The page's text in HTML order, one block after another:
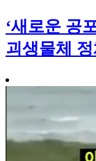
‘새로운 공
괴생물체 정